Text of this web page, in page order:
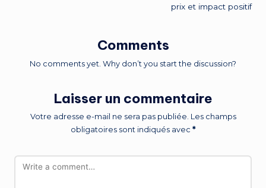
prix et impact positif
Comments
No comments yet. Why don’t you start the discussion?
Laisser un commentaire
Votre adresse e-mail ne sera pas publiée. Les champs
obligatoires sont indiqués avec *